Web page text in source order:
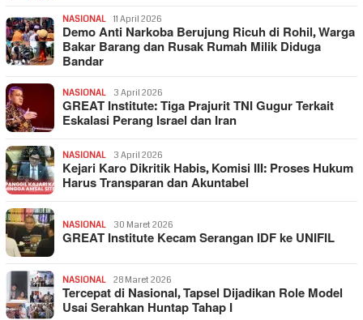
NASIONAL 11 April 2026
Demo Anti Narkoba Berujung Ricuh di Rohil, Warga
Bakar Barang dan Rusak Rumah Milik Diduga
Bandar
NASIONAL 3 April 2026
GREAT Institute: Tiga Prajurit TNI Gugur Terkait
Eskalasi Perang Israel dan Iran
NASIONAL 3 April 2026
Kejari Karo Dikritik Habis, Komisi III: Proses Hukum
Harus Transparan dan Akuntabel
NASIONAL 30 Maret 2026
GREAT Institute Kecam Serangan IDF ke UNIFIL
NASIONAL 28 Maret 2026
Tercepat di Nasional, Tapsel Dijadikan Role Model
Usai Serahkan Huntap Tahap I